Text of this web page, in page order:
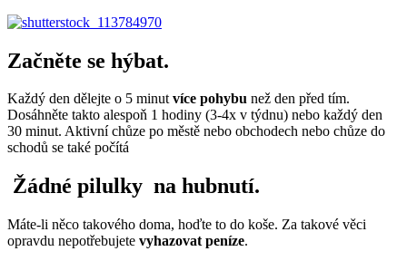
Začněte se hýbat.
Každý den dělejte o 5 minutvíce pohybu než den před tím.
Dosáhněte takto alespoň 1 hodiny (3-4x v týdnu) nebo každý den
30 minut. Aktivní chůze po městě nebo obchodech nebo chůze do
schodů se také počítá
Žádné pilulky na hubnutí.
Máte-li něco takového doma, hoďte to do koše. Za takové věci
opravdu nepotřebujete vyhazovat peníze.